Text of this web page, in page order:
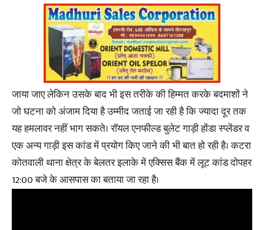
जाया जाए लेकिन उसके बाद भी इस तरीके की हिम्मत करके बदमाशों ने
जो घटना को अंजाम दिया है उम्मीद जताई जा रही है कि ज्यादा दूर तक
यह हमलावर नहीं भाग सकते। रॉयल एनफील्ड बुलेट गाड़ी होंडा स्प्लेंडर व
एक अन्य गाड़ी इस कांड में प्रयोग किए जाने की भी बात हो रही है। कटरा
कोतवाली थाना क्षेत्र के बेलतर इलाके में एक्सिस बैंक में लूट कांड दोपहर
12:00 बजे के आसपास का बताया जा रहा है।